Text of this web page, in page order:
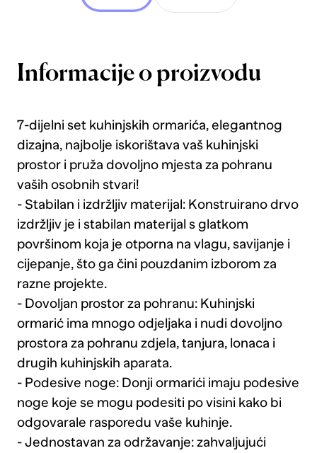
Informacije o proizvodu
7-dijelni set kuhinjskih ormarića, elegantnog
dizajna, najbolje iskorištava vaš kuhinjski
prostor i pruža dovoljno mjesta za pohranu
vaših osobnih stvari!
- Stabilan i izdržljiv materijal: Konstruirano drvo
izdržljiv je i stabilan materijal s glatkom
površinom koja je otporna na vlagu, savijanje i
cijepanje, što ga čini pouzdanim izborom za
razne projekte.
- Dovoljan prostor za pohranu: Kuhinjski
ormarić ima mnogo odjeljaka i nudi dovoljno
prostora za pohranu zdjela, tanjura, lonaca i
drugih kuhinjskih aparata.
- Podesive noge: Donji ormarići imaju podesive
noge koje se mogu podesiti po visini kako bi
odgovarale rasporedu vaše kuhinje.
- Jednostavan za održavanje: zahvaljujući